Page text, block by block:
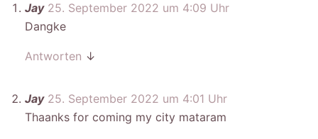
Jay 25. September 2022 um 4:09 Uhr
Dangke
Antworten ↓
Jay 25. September 2022 um 4:01 Uhr
Thaanks for coming my city mataram